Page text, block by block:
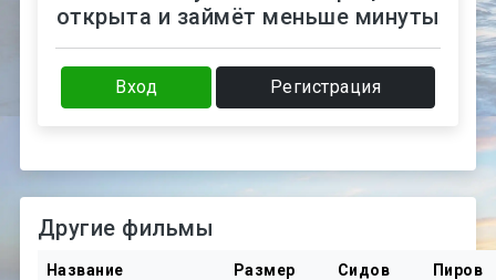
открыта и займёт меньше минуты
Вход Регистрация
Другие фильмы
Название Размер Сидов Пиров